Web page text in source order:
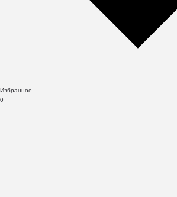
Избранное
0